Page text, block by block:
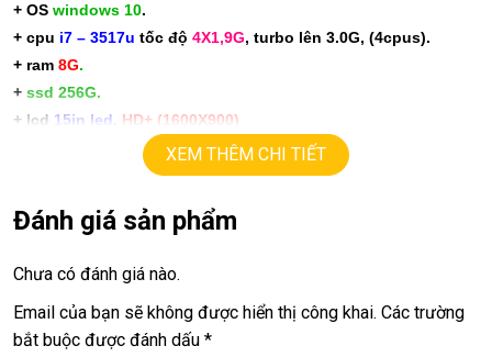
+ OS windows 10.
+ cpu i7 – 3517u tốc độ 4X1,9G, turbo lên 3.0G, (4cpus).
+ ram 8G.
+ ssd 256G.
+ lcd 15in led
HD+ (1600X900)
usb 3.0, webcam, HDMI.
+phím chiclet, có đèn phím.
Giá : 10,9 tr.
================================================
XEM THÊM CHI TIẾT
Đánh giá sản phẩm
Chưa có đánh giá nào.
Email của bạn sẽ không được hiển thị công khai. Các trường
bắt buộc được đánh dấu *